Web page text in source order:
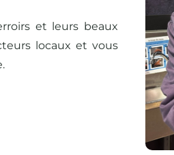
et leurs beaux
locaux et vous